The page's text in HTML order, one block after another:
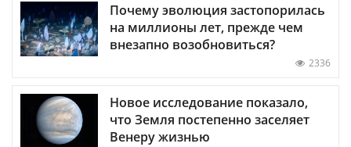
Почему эволюция застопорилась
на миллионы лет, прежде чем
внезапно возобновиться?
2336
Новое исследование показало,
что Земля постепенно заселяет
Венеру жизнью